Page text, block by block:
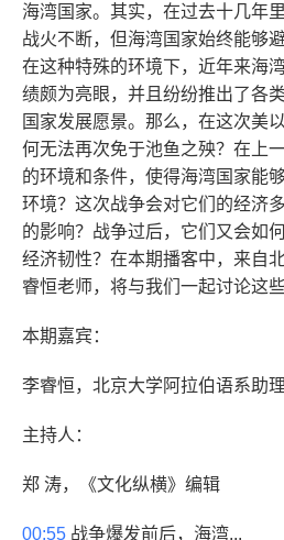
海湾国家。其实，在过去十几年
战火不断，但海湾国家始终能够
在这种特殊的环境下，近年来海
绩颇为亮眼，并且纷纷推出了各
国家发展愿景。那么，在这次美
何无法再次免于池鱼之殃？在上
的环境和条件，使得海湾国家能
环境？这次战争会对它们的经济
的影响？战争过后，它们又会如
经济韧性？在本期播客中，来自
睿恒老师，将与我们一起讨论这些
本期嘉宾：
李睿恒，北京大学阿拉伯语系助
主持人：
郑 涛，《文化纵横》编辑
00:55 战争爆发前后，海湾...